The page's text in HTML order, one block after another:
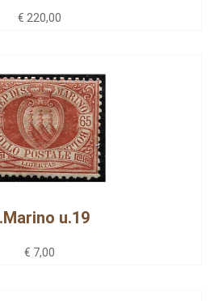
€ 220,00
u.19
€ 7,00